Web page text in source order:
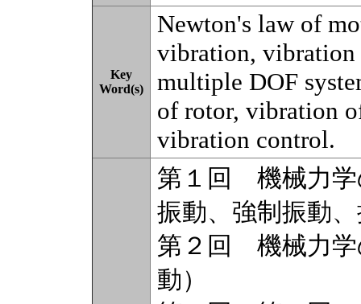
Key
Word(s)
Newton's law of
vibration, vibration
multiple DOF
of rotor, vibration
vibration control.
第１回 機械力学
振動、強制振動
第２回 機械力学
動）